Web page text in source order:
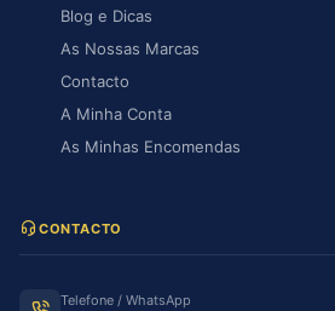
Blog e Dicas
As Nossas Marcas
Contacto
A Minha Conta
As Minhas Encomendas
CONTACTO
Telefone / WhatsApp